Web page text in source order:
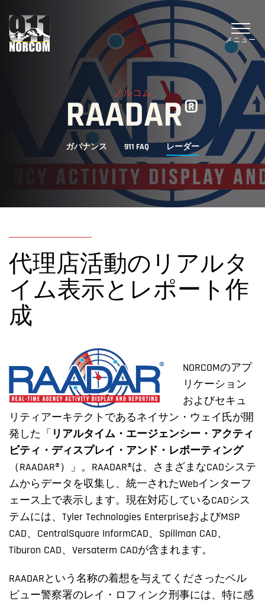
メニュー
ノルコム
RAADAR®
ガバナンス 911 FAQ レーダー
代理店活動のリアルタ
イム表示とレポート作
成
NORCOMのアプ
リケーション
およびセキュ
リティアーキテクトであるネイサン・ウェイ氏が開
発した「 リアルタイム・エージェンシー・アクティ
ビティ・ディスプレイ・アンド・レポーティング
（RAADAR®）」。RAADAR®は、さまざまなCADシステ
ムからデータを収集し、統一されたWebインターフ
ェース上で表示します。現在対応しているCADシス
テムには、Tyler Technologies EnterpriseおよびMSP
CAD、CentralSquare InformCAD、Spillman CAD、
Tiburon CAD、Versaterm CADが含まれます。
RAADARという名称の着想を与えてくださったベル
ビュー警察署のレイ・ロフィンク刑事には、特に感